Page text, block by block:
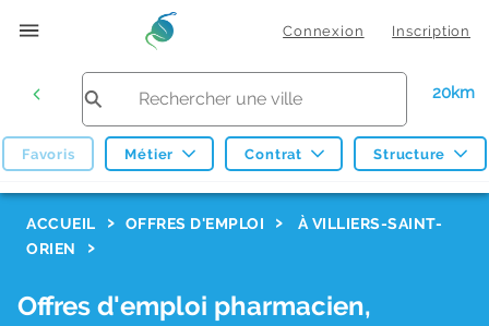
Connexion Inscription
20km
Favoris Métier Contrat Structure
ACCUEIL OFFRES D'EMPLOI
À VILLIERS-SAINT-
ORIEN
Offres d'emploi pharmacien,